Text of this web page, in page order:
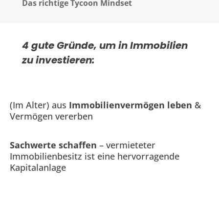
Das richtige Tycoon Mindset
4 gute Gründe, um in Immobilien
zu investieren:
(Im Alter) aus Immobilienvermögen leben &
Vermögen vererben
Sachwerte schaffen – vermieteter
Immobilienbesitz ist eine hervorragende
Kapitalanlage